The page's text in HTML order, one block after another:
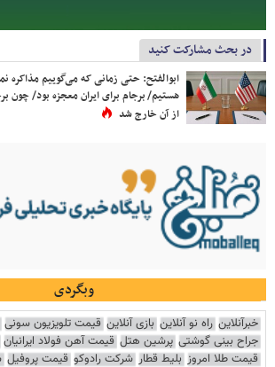
در بحث مشارکت کنید
ابوالفتح: حتی زمانی که می‌گوییم مذاکره
هستیم/ برجام برای ایران معجزه بود/ چون
از آن خارج شد
وبگردی
خبرآنلاین راه نو آنلاین بازی آنلاین قیمت تلویزیون سونی
جراح بینی گوشتی پرشین هتل قیمت آهن فولاد ایرانیان
قیمت طلا امروز بلیط قطار شرکت رادوکو قیمت پروفیل